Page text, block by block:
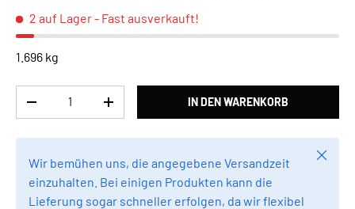
2 auf Lager- Fast ausverkauft!
1.696 kg
MENGE VERRINGERNMENGE ERHÖHENIN DEN WARENKORB
Wir bemühen uns, die angegebene Versandzeit
einzuhalten. Bei einigen Produkten kann die
Lieferung sogar schneller erfolgen, da wir flexibel